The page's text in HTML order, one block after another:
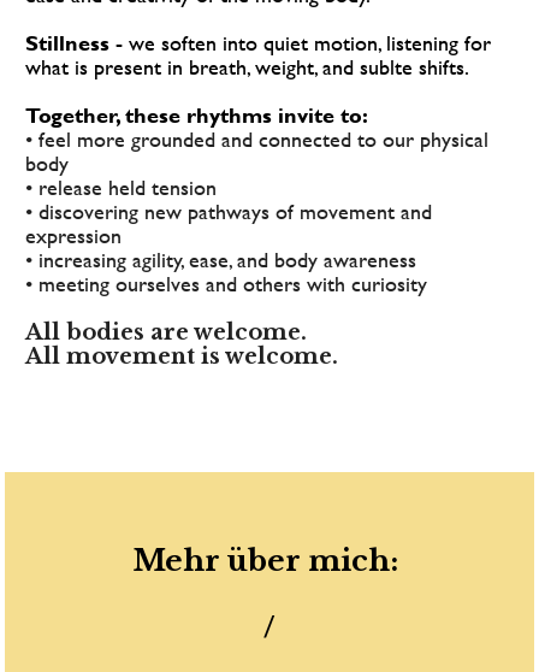
Stillness - we soften into quiet motion, listening for
what is present in breath, weight, and sublte shifts.
Together, these rhythms invite to:
• feel more grounded and connected to our physical
body
• release held tension
• discovering new pathways of movement and
expression
• increasing agility, ease, and body awareness
• meeting ourselves and others with curiosity
All bodies are welcome.
All movement is welcome.
Mehr über mich:
/